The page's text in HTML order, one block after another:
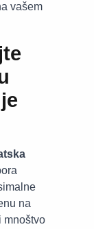
vašem
na
mnoštvo